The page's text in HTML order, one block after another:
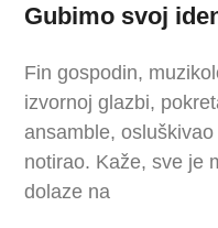
Gubimo svoj
Fin gospodin,
izvornoj glazbi,
ansamble,
notirao. Kaže, sve je
dolaze na